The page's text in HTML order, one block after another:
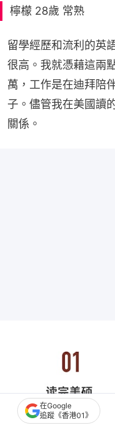
檸檬 28歲 常熟
留學經歷和流利的英
很高。我就憑藉這兩
萬，工作是在迪拜陪
子。儘管我在美國讀
關係。
在Google
追蹤《香港01》